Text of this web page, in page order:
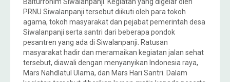
Baiturrohim Siwalanpanji. Kegiatan yang digelar oleh
PRNU Siwalanpanji tersebut diikuti oleh para tokoh
agama, tokoh masyarakat dan pejabat pemerintah desa
Siwalanpanji serta santri dari beberapa pondok
pesantren yang ada di Siwalanpanji. Ratusan
masyarakat hadir dan meramaikan kegiatan jalan sehat
tersebut, diawali dengan menyanyikan Indonesia raya,
Mars Nahdlatul Ulama, dan Mars Hari Santri. Dalam